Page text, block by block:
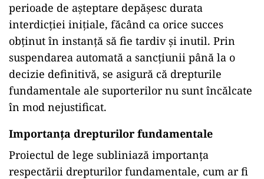
perioade de așteptare depășesc durata
interdicției inițiale, făcând ca orice succes
obținut în instanță să fie tardiv și inutil. Prin
suspendarea automată a sancțiunii până la o
decizie definitivă, se asigură că drepturile
fundamentale ale suporterilor nu sunt încălcate
în mod nejustificat.
Importanța drepturilor fundamentale
Proiectul de lege subliniază importanța
respectării drepturilor fundamentale, cum ar fi